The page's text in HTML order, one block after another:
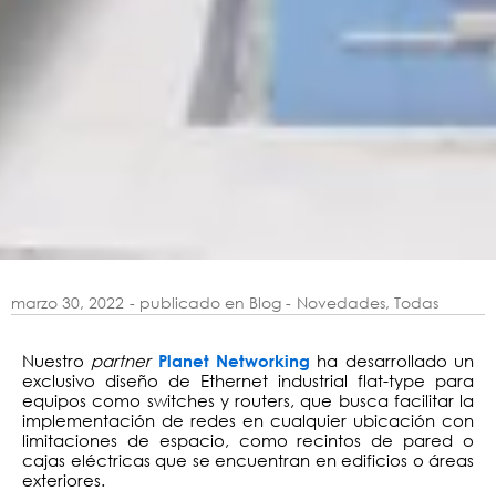
marzo 30, 2022 - publicado en Blog - Novedades, Todas
Nuestro partner Planet Networking ha desarrollado un
exclusivo diseño de Ethernet industrial flat-type para
equipos como switches y routers, que busca facilitar la
implementación de redes en cualquier ubicación con
limitaciones de espacio, como recintos de pared o
cajas eléctricas que se encuentran en edificios o áreas
exteriores.